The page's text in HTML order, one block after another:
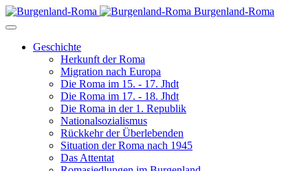
Burgenland-Roma
Geschichte
Herkunft der Roma
Migration nach Europa
Die Roma im 15. - 17. Jhdt
Die Roma im 17. - 18. Jhdt
Die Roma in der 1. Republik
Nationalsozialismus
Rückkehr der Überlebenden
Situation der Roma nach 1945
Das Attentat